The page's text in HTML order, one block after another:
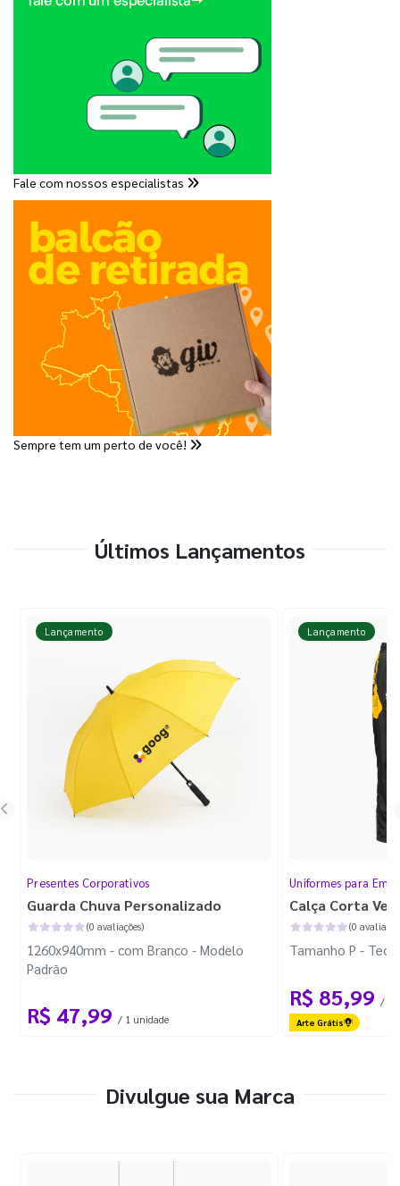
Fale com nossos especialistas
Sempre tem um perto de você!
Últimos Lançamentos
Lançamento
Presentes Corporativos
Guarda Chuva Personalizado
(0 avaliações)
1260x940mm - com Branco - Modelo
Padrão
R$ 47,99 / 1 unidade
Lançamento
Uniformes para
Calça Corta
(0
Tamanho P -
R$ 85,99 / 1
Arte Grátis
Divulgue sua Marca